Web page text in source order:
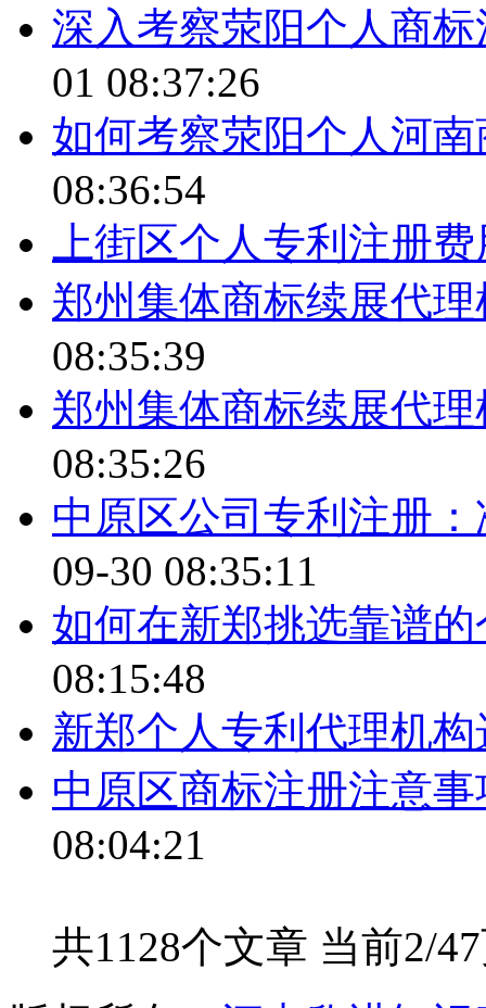
深入考察荥阳个人商
01 08:37:26
如何考察荥阳个人河
08:36:54
上街区个人专利注册
郑州集体商标续展代
08:35:39
郑州集体商标续展代
08:35:26
中原区公司专利注册
09-30 08:35:11
如何在新郑挑选靠谱
08:15:48
新郑个人专利代理机
中原区商标注册注意
08:04:21
共1128个文章 当前2/